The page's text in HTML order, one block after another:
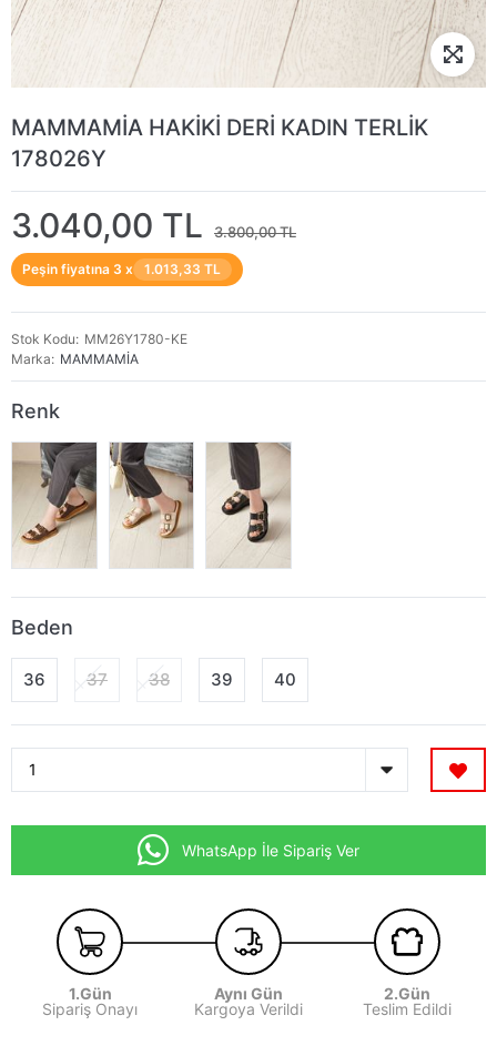
MAMMAMİA HAKİKİ DERİ KADIN TERLİK
178026Y
3.040,00 TL 3.800,00 TL
Peşin fiyatına 3 x 1.013,33 TL
Stok Kodu
MM26Y1780-KE
Marka
MAMMAMİA
Renk
Beden
36 37 38 39 40
WhatsApp İle Sipariş Ver
1.Gün
Sipariş Onayı
Aynı Gün
Kargoya Verildi
2.Gün
Teslim Edildi